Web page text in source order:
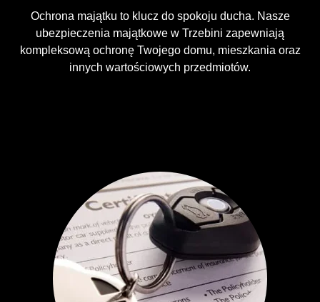
Ochrona majątku to klucz do spokoju ducha. Nasze
ubezpieczenia majątkowe w Trzebini zapewniają
kompleksową ochronę Twojego domu, mieszkania oraz
innych wartościowych przedmiotów.